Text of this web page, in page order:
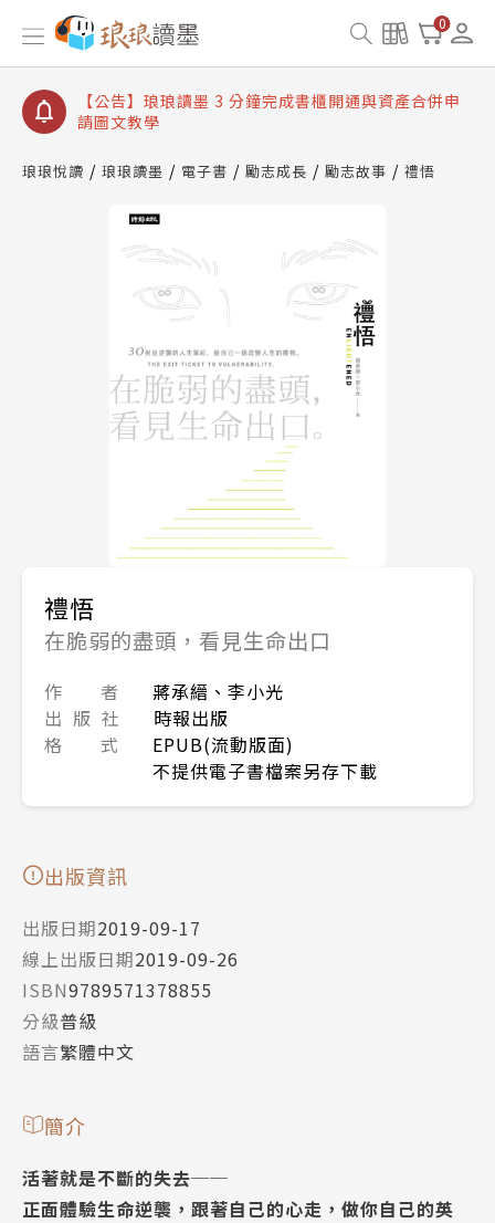
0
【公告】琅琅讀墨數位閱讀資產合併與書櫃開通申請
【公告】琅琅讀墨書櫃開通常見問題
【公告】琅琅讀墨 3 分鐘完成書櫃開通與資產合併申
請圖文教學
查詢
琅琅悅讀 琅琅讀墨 電子書 勵志成長 勵志故事 禮悟
禮悟
在脆弱的盡頭，看見生命出口
作 者
蔣承縉、李小光
出 版 社
時報出版
格 式
EPUB(流動版面)
不提供電子書檔案另存下載
出版資訊
出版日期2019-09-17
線上出版日期2019-09-26
ISBN9789571378855
分級普級
語言繁體中文
簡介
活著就是不斷的失去──
正面體驗生命逆襲，跟著自己的心走，做你自己的英